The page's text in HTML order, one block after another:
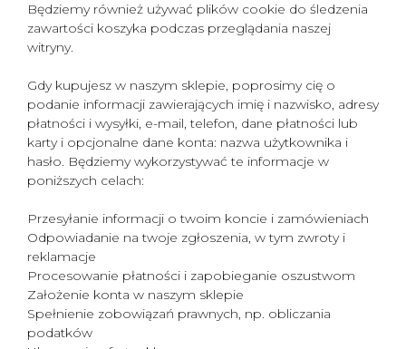
Będziemy również używać plików cookie do śledzenia
zawartości koszyka podczas przeglądania naszej
witryny.
Gdy kupujesz w naszym sklepie, poprosimy cię o
podanie informacji zawierających imię i nazwisko, adresy
płatności i wysyłki, e-mail, telefon, dane płatności lub
karty i opcjonalne dane konta: nazwa użytkownika i
hasło. Będziemy wykorzystywać te informacje w
poniższych celach:
Przesyłanie informacji o twoim koncie i zamówieniach
Odpowiadanie na twoje zgłoszenia, w tym zwroty i
reklamacje
Procesowanie płatności i zapobieganie oszustwom
Założenie konta w naszym sklepie
Spełnienie zobowiązań prawnych, np. obliczania
podatków